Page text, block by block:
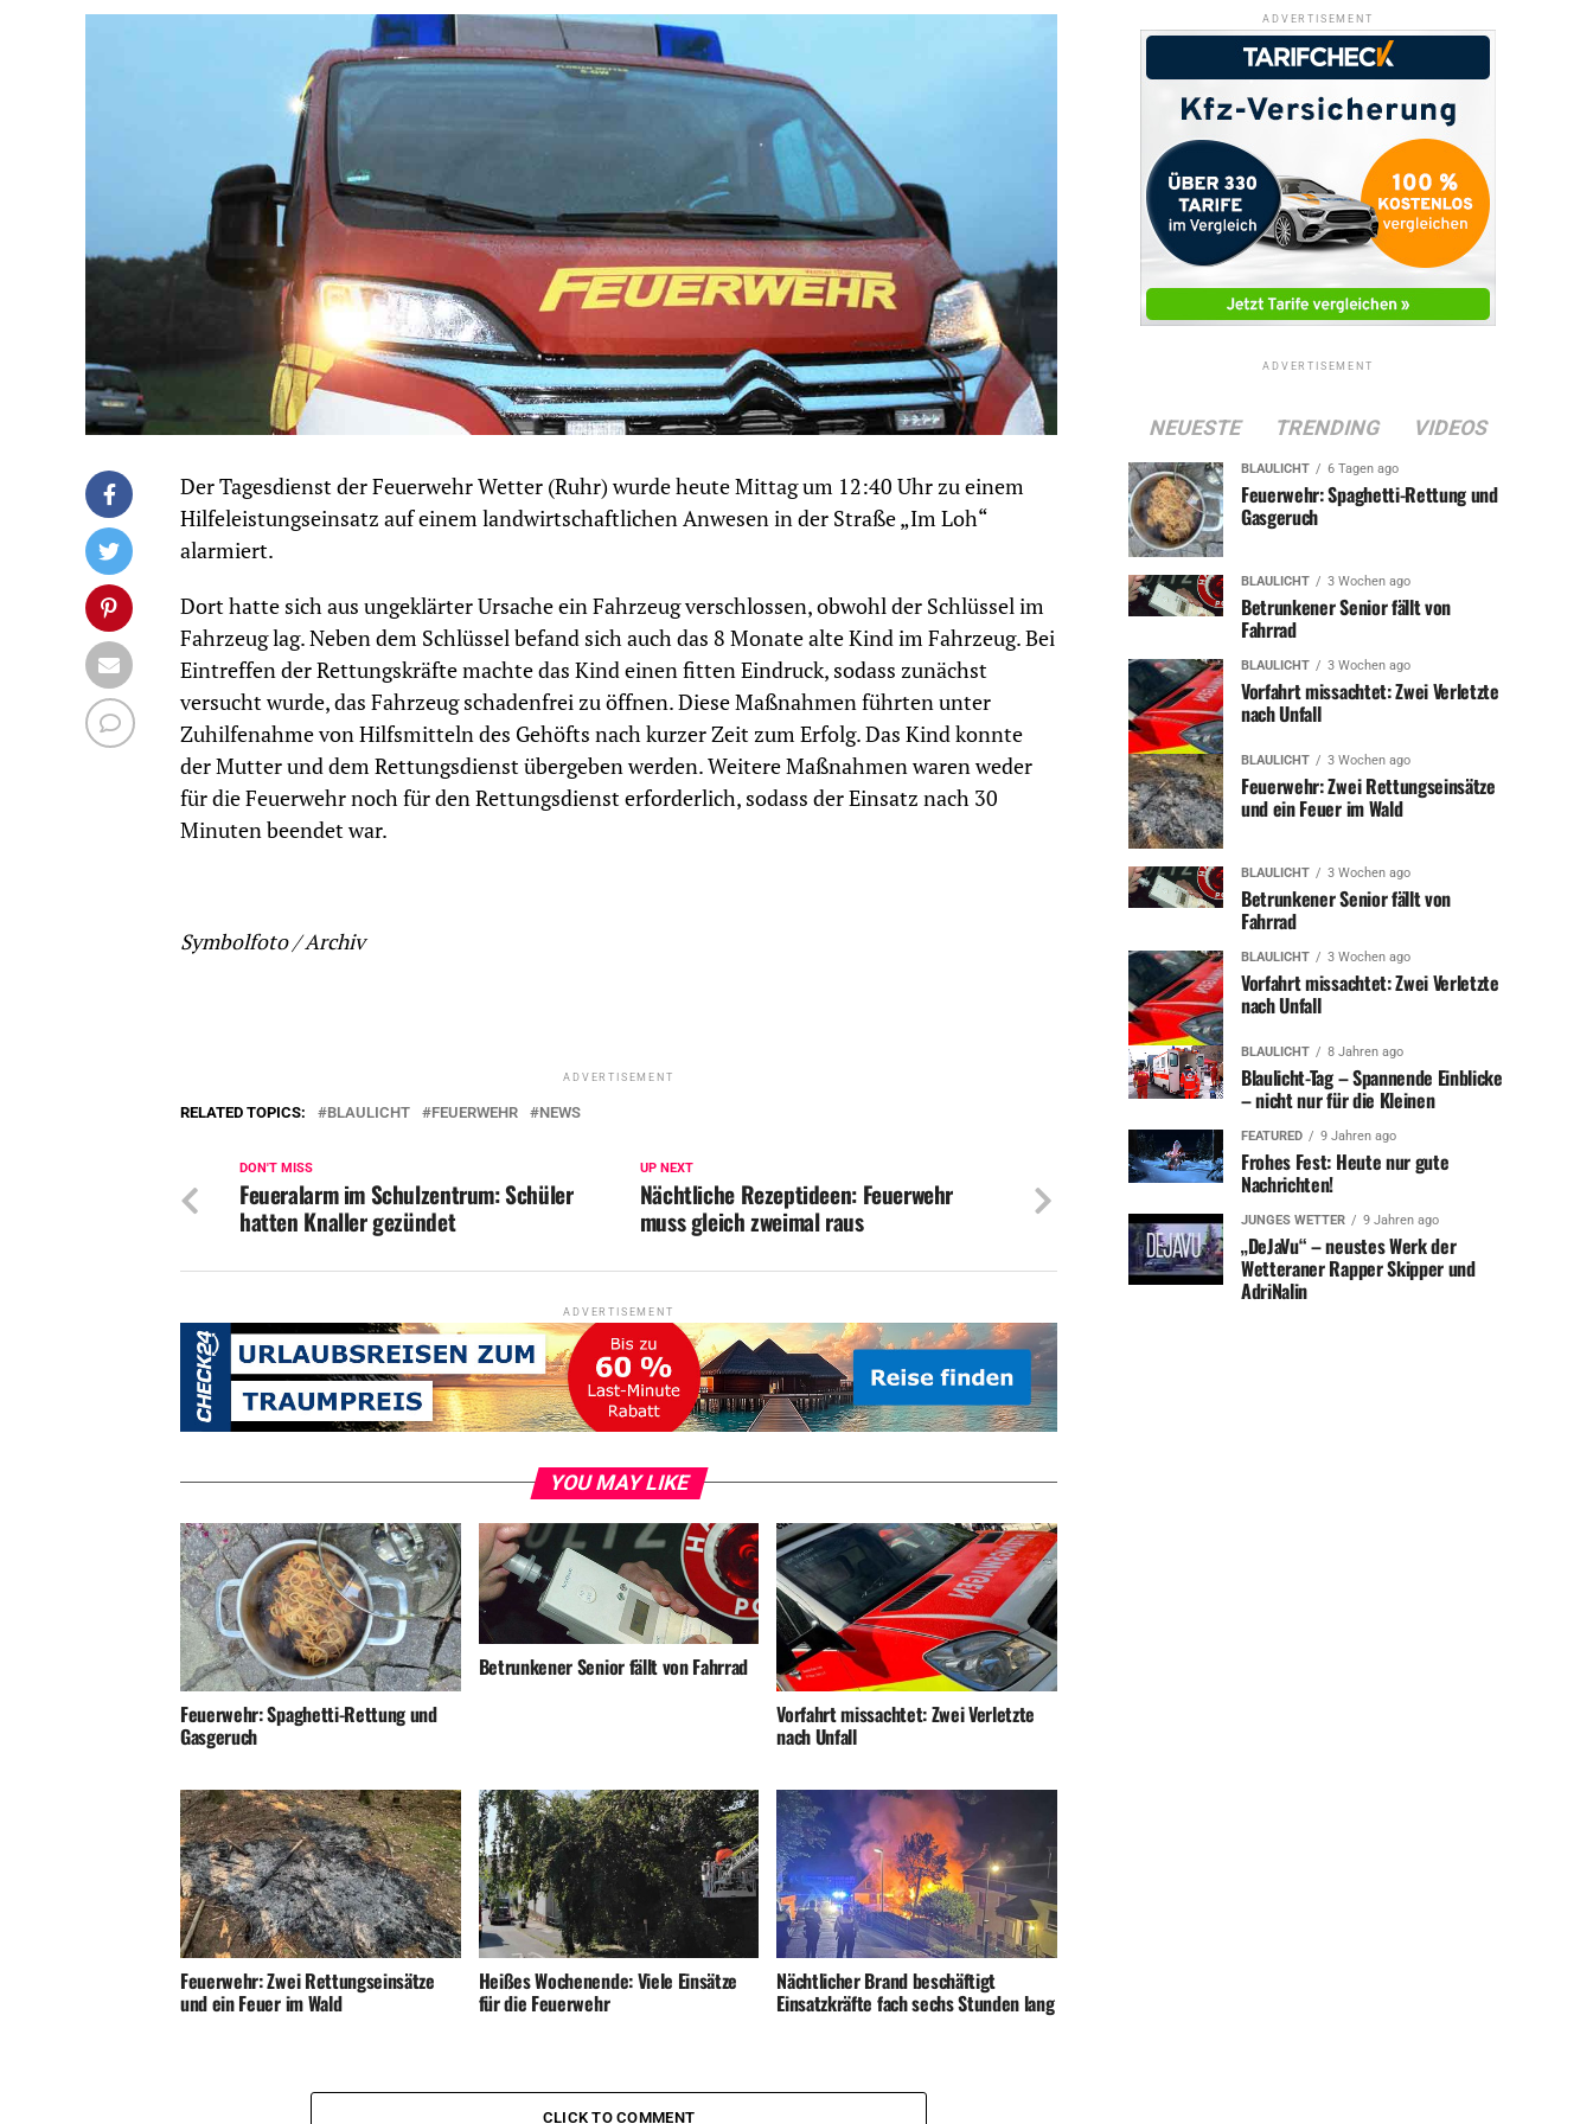
Der Tagesdienst der Feuerwehr Wetter (Ruhr) wurde heute Mittag um 12:40 Uhr zu einem
Hilfeleistungseinsatz auf einem landwirtschaftlichen Anwesen in der Straße „Im Loh“
alarmiert.
Dort hatte sich aus ungeklärter Ursache ein Fahrzeug verschlossen, obwohl der Schlüssel im
Fahrzeug lag. Neben dem Schlüssel befand sich auch das 8 Monate alte Kind im Fahrzeug. Bei
Eintreffen der Rettungskräfte machte das Kind einen fitten Eindruck, sodass zunächst
versucht wurde, das Fahrzeug schadenfrei zu öffnen. Diese Maßnahmen führten unter
Zuhilfenahme von Hilfsmitteln des Gehöfts nach kurzer Zeit zum Erfolg. Das Kind konnte
der Mutter und dem Rettungsdienst übergeben werden. Weitere Maßnahmen waren weder
für die Feuerwehr noch für den Rettungsdienst erforderlich, sodass der Einsatz nach 30
Minuten beendet war.
Symbolfoto / Archiv
ADVERTISEMENT
RELATED TOPICS: BLAULICHT FEUERWEHR NEWS
UP NEXT
Nächtliche Rezeptideen: Feuerwehr
muss gleich zweimal raus
DON'T MISS
Feueralarm im Schulzentrum: Schüler
hatten Knaller gezündet
ADVERTISEMENT
YOU MAY LIKE
Feuerwehr: Spaghetti-Rettung und
Gasgeruch
Betrunkener Senior fällt von Fahrrad
Vorfahrt missachtet: Zwei Verletzte
nach Unfall
Feuerwehr: Zwei Rettungseinsätze
und ein Feuer im Wald
Heißes Wochenende: Viele Einsätze
für die Feuerwehr
Nächtlicher Brand beschäftigt
Einsatzkräfte fach sechs Stunden lang
CLICK TO COMMENT
ADVERTISEMENT
ADVERTISEMENT
NEUESTE TRENDING VIDEOS
BLAULICHT 6 Tagen ago
Feuerwehr: Spaghetti-Rettung und
Gasgeruch
BLAULICHT 3 Wochen ago
Betrunkener Senior fällt von
Fahrrad
BLAULICHT 3 Wochen ago
Vorfahrt missachtet: Zwei Verletzte
nach Unfall
BLAULICHT 3 Wochen ago
Feuerwehr: Zwei Rettungseinsätze
und ein Feuer im Wald
BLAULICHT 3 Wochen ago
Betrunkener Senior fällt von
Fahrrad
BLAULICHT 3 Wochen ago
Vorfahrt missachtet: Zwei Verletzte
nach Unfall
BLAULICHT 8 Jahren ago
Blaulicht-Tag – Spannende Einblicke
– nicht nur für die Kleinen
FEATURED 9 Jahren ago
Frohes Fest: Heute nur gute
Nachrichten!
JUNGES WETTER 9 Jahren ago
„DeJaVu“ – neustes Werk der
Wetteraner Rapper Skipper und
AdriNalin